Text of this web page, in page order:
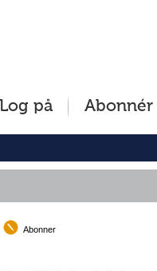
Log på Abonnér
Abonner